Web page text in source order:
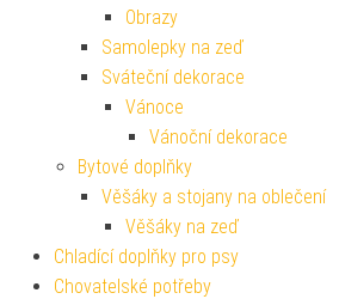
Obrazy
Samolepky na zeď
Sváteční dekorace
Vánoce
Vánoční dekorace
Bytové doplňky
Věšáky a stojany na oblečení
Věšáky na zeď
Chladící doplňky pro psy
Chovatelské potřeby